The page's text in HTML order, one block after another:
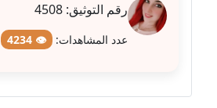
مدونة كريمان سالم
عاملة
رقم التوثيق: 4508
عدد المشاهدات: 👁 4234